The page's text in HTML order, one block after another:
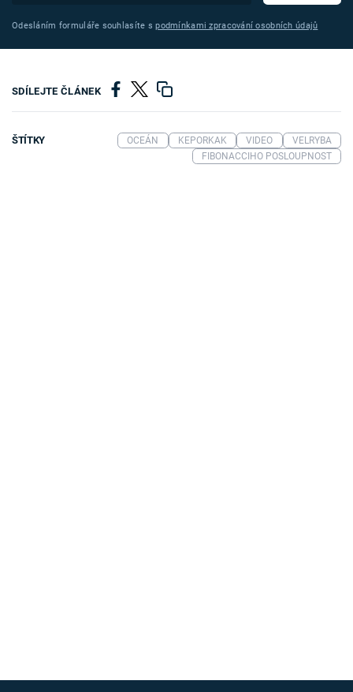
Odesláním formuláře souhlasíte spodmínkami zpracování osobních údajů
SDÍLEJTE ČLÁNEK
ŠTÍTKY OCEÁN KEPORKAK VIDEO
VELRYBA
FIBONACCIHO POSLOUPNOST